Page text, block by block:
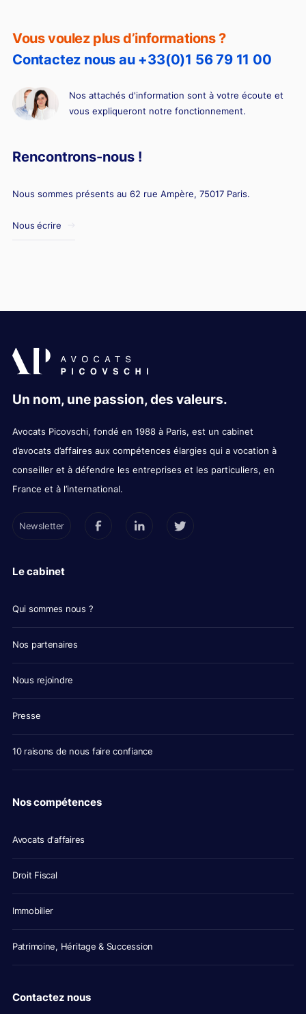
Vous voulez plus d’informations ?
Contactez nous au +33(0)1 56 79 11 00
Nos attachés d'information sont à votre écoute et
vous expliqueront notre fonctionnement.
Rencontrons-nous !
Nous sommes présents au 62 rue Ampère, 75017 Paris.
Nous écrire
Un nom, une passion, des valeurs.
Avocats Picovschi, fondé en 1988 à Paris, est un cabinet
d’avocats d’affaires aux compétences élargies qui a vocation à
conseiller et à défendre les entreprises et les particuliers, en
France et à l’international.
Newsletter
Le cabinet
Qui sommes nous ?
Nos partenaires
Nous rejoindre
Presse
10 raisons de nous faire confiance
Nos compétences
Avocats d'affaires
Droit Fiscal
Immobilier
Patrimoine, Héritage & Succession
Contactez nous